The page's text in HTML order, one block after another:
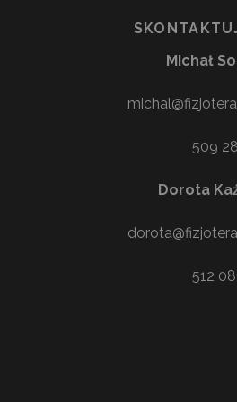
Michał
509
Dorota
512